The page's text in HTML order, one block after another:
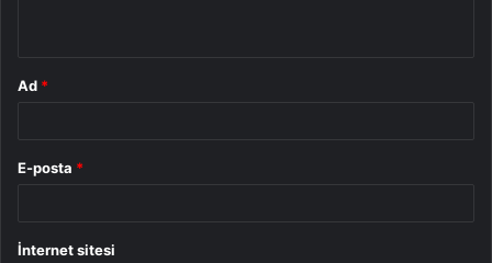
Ad *
E-posta *
İnternet sitesi